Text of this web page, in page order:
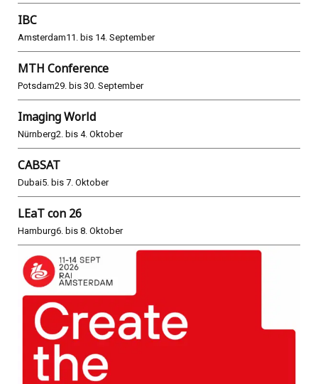
IBC
Amsterdam11. bis 14. September
MTH Conference
Potsdam29. bis 30. September
Imaging World
Nürnberg2. bis 4. Oktober
CABSAT
Dubai5. bis 7. Oktober
LEaT con 26
Hamburg6. bis 8. Oktober